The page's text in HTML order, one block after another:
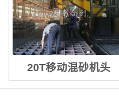
20T移动混砂机头